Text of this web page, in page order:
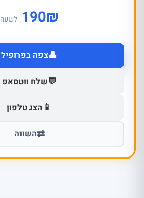
₪
190 לשעה
👤צפה בפרופיל
💬שלח ווטסאפ
📱 הצג טלפון
⇄השווה